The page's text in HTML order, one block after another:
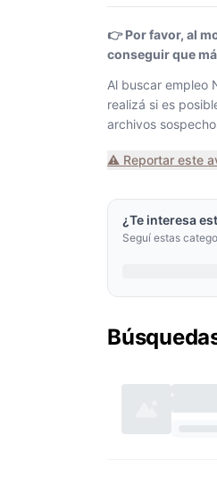
👉 Por favor, al
conseguir que
Al buscar empleo
realizá si es
archivos
⚠️ Reportar este
¿Te interesa
Seguí estas